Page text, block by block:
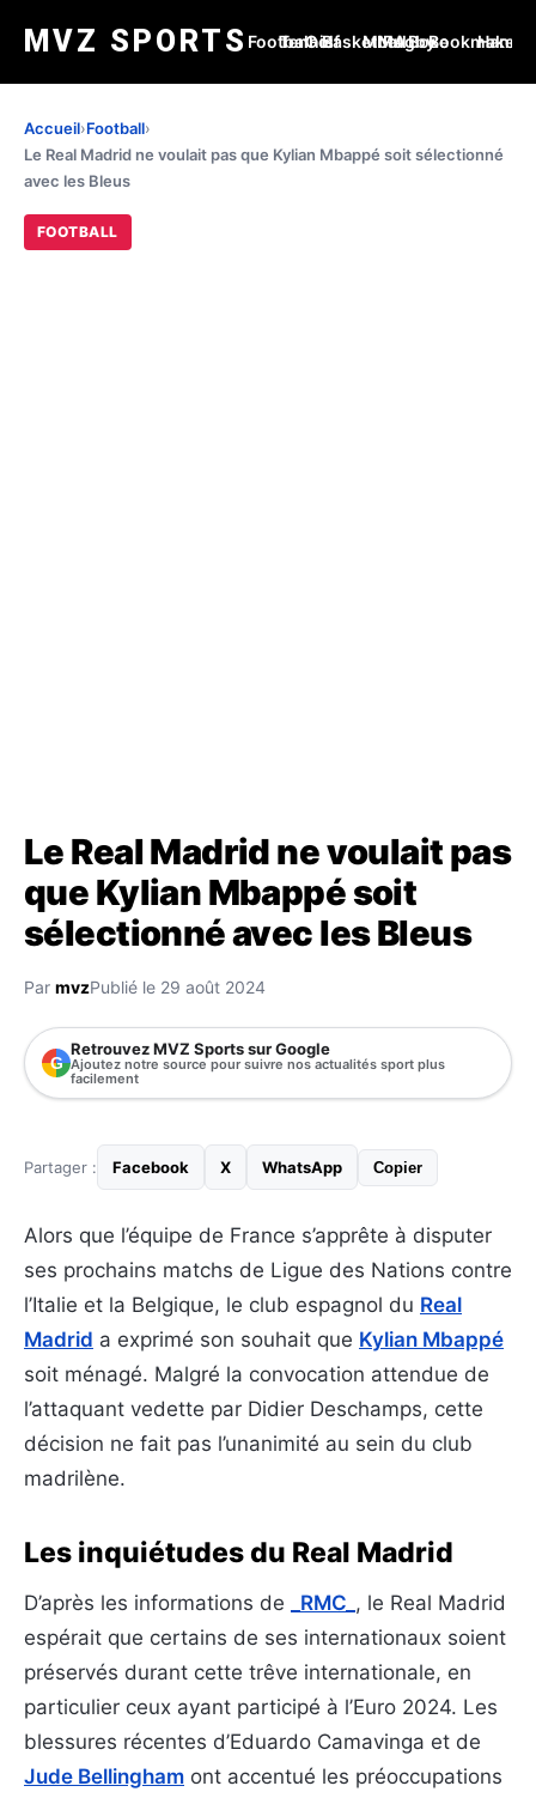
MVZ SPORTS Football
Tennis
GolfBasketball
MMARugby
BoxeBookmakers
Accueil›Football›
Le Real Madrid ne voulait pas que Kylian Mbappé soit sélectionné
avec les Bleus
FOOTBALL
Le Real Madrid ne voulait pas
que Kylian Mbappé soit
sélectionné avec les Bleus
Par mvzPublié le 29 août 2024
G
Retrouvez MVZ Sports sur Google
Ajoutez notre source pour suivre nos actualités sport plus
facilement
Partager : Facebook X WhatsApp Copier
Alors que l’équipe de France s’apprête à disputer
ses prochains matchs de Ligue des Nations contre
l’Italie et la Belgique, le club espagnol du Real
Madrid a exprimé son souhait que Kylian Mbappé
soit ménagé. Malgré la convocation attendue de
l’attaquant vedette par Didier Deschamps, cette
décision ne fait pas l’unanimité au sein du club
madrilène.
Les inquiétudes du Real Madrid
D’après les informations de _RMC_ , le Real Madrid
espérait que certains de ses internationaux soient
préservés durant cette trêve internationale, en
particulier ceux ayant participé à l’Euro 2024. Les
blessures récentes d’Eduardo Camavinga et de
Jude Bellingham ont accentué les préoccupations